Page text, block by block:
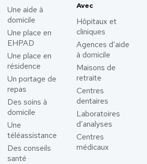
Une aide à
domicile
Une place en
EHPAD
Une place en
résidence
Un portage de
repas
Des soins à
domicile
Une
téléassistance
Des conseils
santé
Avec
Hôpitaux et
cliniques
Agences d’aide
à domicile
Maisons de
retraite
Centres
dentaires
Laboratoires
d’analyses
Centres
médicaux